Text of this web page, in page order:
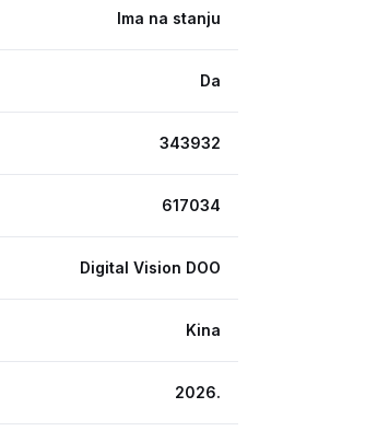
Ima na stanju
Da
343932
617034
Digital Vision DOO
Kina
2026.